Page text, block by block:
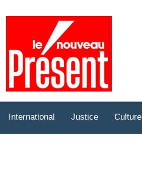
International Justice Culture